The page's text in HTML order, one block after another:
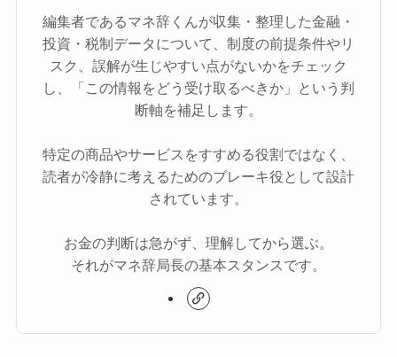
編集者であるマネ辞くんが収集・整理した金融・
投資・税制データについて、制度の前提条件やリ
スク、誤解が生じやすい点がないかをチェック
し、「この情報をどう受け取るべきか」という判
断軸を補足します。
特定の商品やサービスをすすめる役割ではなく、
読者が冷静に考えるためのブレーキ役として設計
されています。
お金の判断は急がず、理解してから選ぶ。
それがマネ辞局長の基本スタンスです。